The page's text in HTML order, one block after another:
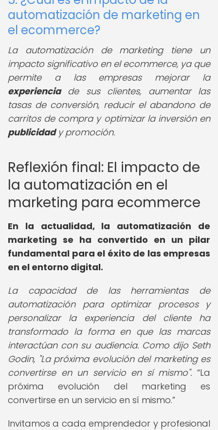
automatización de marketing en
el ecommerce?
La automatización de marketing tiene un
impacto significativo en el ecommerce, ya que
permite a las empresas mejorar la
experienciade sus clientes, aumentar las
tasas de conversión, reducir el abandono de
carritos de compra y optimizar la inversión en
publicidady promoción.
Reflexión final: El impacto de
la automatización en el
marketing para ecommerce
En la actualidad, la automatización de
marketing se ha convertido en un pilar
fundamental para el éxito de las empresas
en el entorno digital.
La capacidad de las herramientas de
automatización para optimizar procesos y
personalizar la experiencia del cliente ha
transformado la forma en que las marcas
interactúan con su audiencia. Como dijo Seth
Godin, "La próxima evolución del marketing es
convertirse en un servicio en sí mismo".
La
próxima evolución del marketing es
convertirse en un servicio en sí mismo.
Invitamos a cada emprendedor y profesional